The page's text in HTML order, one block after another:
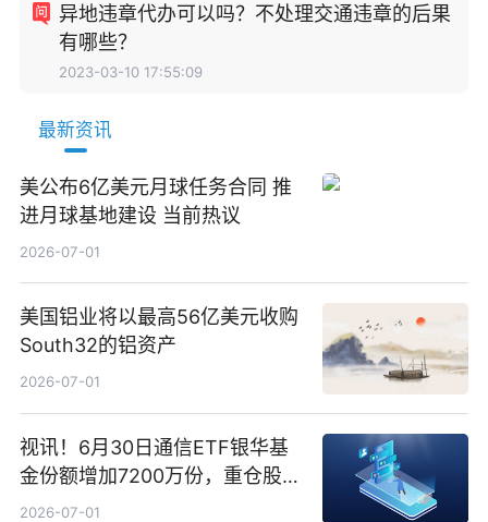
异地违章代办可以吗？不处理交通违章的后果
有哪些？
2023-03-10 17:55:09
最新资讯
美公布6亿美元月球任务合同 推
进月球基地建设 当前热议
2026-07-01
美国铝业将以最高56亿美元收购
South32的铝资产
2026-07-01
视讯！6月30日通信ETF银华基
金份额增加7200万份，重仓股新
易盛、中际旭创、立讯精密
2026-07-01